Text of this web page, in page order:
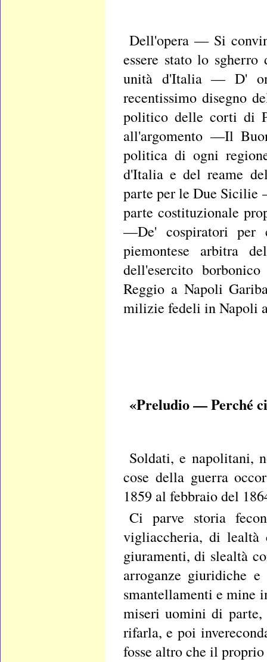
Dell'opera — Si
essere stato lo
unità d'Italia — D'
recentissimo disegno
politico delle corti di
all'argomento —Il
politica di ogni
d'Italia e del reame
parte per le Due Sicilie
parte costituzionale
—De' cospiratori per
piemontese arbitra
dell'esercito
Reggio a Napoli
milizie fedeli in Napoli
«Preludio — Perché
Soldati, e napolitani,
cose della guerra
1859 al febbraio del
Ci parve storia
vigliaccheria, di lealtà
giuramenti, di slealtà
arroganze giuridiche
smantellamenti e mine
miseri uomini di
rifarla, e poi
fosse altro che il